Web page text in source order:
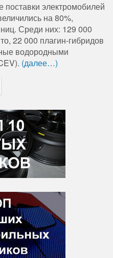
электромобилей
на 80%,
Среди них: 129 000
22 000 плагин-гибридов
водородными
(далее…)